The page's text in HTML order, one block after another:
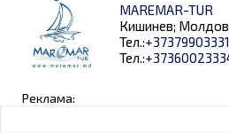
MAREMAR-TUR
Кишинев;
Тел.:+37379903331
Тел.:
Реклама: